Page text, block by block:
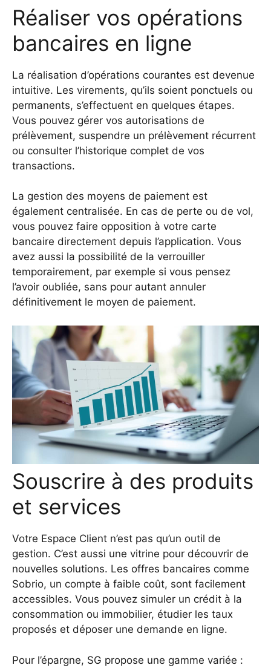
Réaliser vos opérations
bancaires en ligne
La réalisation d’opérations courantes est devenue
intuitive. Les virements, qu’ils soient ponctuels ou
permanents, s’effectuent en quelques étapes.
Vous pouvez gérer vos autorisations de
prélèvement, suspendre un prélèvement récurrent
ou consulter l’historique complet de vos
transactions.
La gestion des moyens de paiement est
également centralisée. En cas de perte ou de vol,
vous pouvez faire opposition à votre carte
bancaire directement depuis l’application. Vous
avez aussi la possibilité de la verrouiller
temporairement, par exemple si vous pensez
l’avoir oubliée, sans pour autant annuler
définitivement le moyen de paiement.
Souscrire à des produits
et services
Votre Espace Client n’est pas qu’un outil de
gestion. C’est aussi une vitrine pour découvrir de
nouvelles solutions. Les offres bancaires comme
Sobrio, un compte à faible coût, sont facilement
accessibles. Vous pouvez simuler un crédit à la
consommation ou immobilier, étudier les taux
proposés et déposer une demande en ligne.
Pour l’épargne, SG propose une gamme variée :